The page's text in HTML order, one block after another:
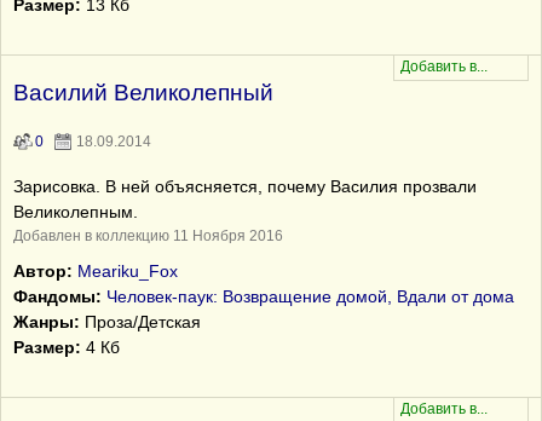
Размер: 13 Кб
Василий Великолепный
0 18.09.2014
Зарисовка. В ней объясняется, почему Василия прозвали
Великолепным.
Добавлен в коллекцию 11 Ноября 2016
Автор: Meariku_Fox
Фандомы: Человек-паук: Возвращение домой, Вдали от дома
Жанры: Проза/Детская
Размер: 4 Кб